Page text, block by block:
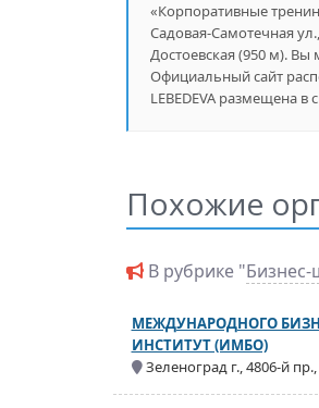
«Корпоративные
Садовая-Самотечная
Достоевская (950 м). Вы
Официальный сайт
LEBEDEVA размещена
Похожие
В рубрике "
МЕЖДУНАРОДНОГО
ИНСТИТУТ (ИМБО)
Зеленоград г., 4806-й пр.,